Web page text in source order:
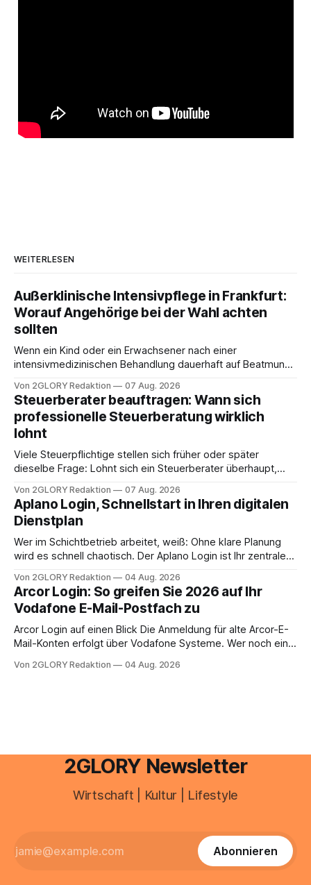
WEITERLESEN
Außerklinische Intensivpflege in Frankfurt:
Worauf Angehörige bei der Wahl achten
sollten
Wenn ein Kind oder ein Erwachsener nach einer
intensivmedizinischen Behandlung dauerhaft auf Beatmung
angewiesen ist, stellt sich für Familien eine schwierige
Frage: Muss die Versorgung dauerhaft in der Klinik bleiben –
oder ist ein Leben zu Hause möglich? Die außerklinische
Intensivpflege bietet genau diese Alternative: Sie
Von 2GLORY Redaktion 07 Aug. 2026
Steuerberater beauftragen: Wann sich
professionelle Steuerberatung wirklich
lohnt
Viele Steuerpflichtige stellen sich früher oder später
dieselbe Frage: Lohnt sich ein Steuerberater überhaupt,
erledigen? Die kurze Antwort: Bei einfachen
Einkommensverhältnissen reicht häufig eine Steuersoftware
aus – sobald jedoch mehrere Einkunftsarten
zusammentreffen oder größere finanzielle Veränderungen
anstehen, zahlt sich professionelle Unterstützung meist
Von 2GLORY Redaktion 07 Aug. 2026
Aplano Login, Schnellstart in Ihren digitalen
Dienstplan
Wer im Schichtbetrieb arbeitet, weiß: Ohne klare Planung
wird es schnell chaotisch. Der Aplano Login ist Ihr zentraler
abwesenheiten und die gesamte kommunikation rund um
Ihr personal digital zu organisieren. In diesem Leitfaden
erfahren Sie alles, was Sie für einen reibungslosen Einstieg
brauchen, von der Registrierung
Von 2GLORY Redaktion 04 Aug. 2026
Arcor Login: So greifen Sie 2026 auf Ihr
Vodafone E-Mail-Postfach zu
Arcor Login auf einen Blick Die Anmeldung für alte Arcor-E-
Mail-Konten erfolgt über Vodafone Systeme. Wer noch eine
besitzt, loggt sich heute über das Vodafone E-Mail & Cloud
Von 2GLORY Redaktion 04 Aug. 2026
2GLORY Newsletter
Wirtschaft | Kultur | Lifestyle
Abonnieren